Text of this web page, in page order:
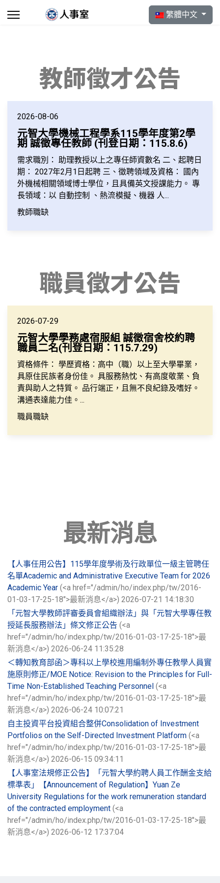
選擇你的語言
繁體中文
教師徵才公告
2026-08-06
元智大學機械工程學系115學年度第2學
期 誠徵專任教師 (刊登日期：115.8.6)
需求職別： 助理教授以上之專任師資數名 二、起聘日
期： 2027年2月1日起聘 三、徵聘領域及資格： 國內
外機械相關領域博士學位，且具備英文授課能力。 專
長領域：以 自動控制 、熱流模擬、機器 人...
教師職缺
職員徵才公告
2026-07-29
元智大學學務處宿服組 誠徵宿舍校約聘
職員二名(刊登日期：115.7.29)
資格條件： 學歷資格：高中（職）以上至大學畢業，
具原住民族者身份佳。 具服務熱忱、有高度敬業、負
責與助人之特質。 品行端正，且無不良紀錄及嗜好。
溝通表達能力佳。...
職員職缺
最新消息
【人事任用公告】115學年度學術及行政單位一級主管聘任
名單Academic and Administrative Executive Team for 2026
Academic Year (<a href="/admin/ho/index.php/tw/2016-
01-03-17-25-18">最新消息</a>) 2026-07-21 14:18:30
「元智大學教師評審委員會組織辦法」與「元智大學專任教
授延長服務辦法」條文修正公告 (<a
href="/admin/ho/index.php/tw/2016-01-03-17-25-18">最
新消息</a>) 2026-06-24 11:35:28
＜轉知教育部函＞專科以上學校進用編制外專任教學人員實
施原則修正/MOE Notice: Revision to the Principles for Full-
Time Non-Established Teaching Personnel (<a
href="/admin/ho/index.php/tw/2016-01-03-17-25-18">最
新消息</a>) 2026-06-24 10:07:21
自主投資平台投資組合整併Consolidation of Investment
Portfolios on the Self-Directed Investment Platform (<a
href="/admin/ho/index.php/tw/2016-01-03-17-25-18">最
新消息</a>) 2026-06-15 09:34:11
【人事室法規修正公告】「元智大學約聘人員工作酬金支給
標準表」【Announcement of Regulation】Yuan Ze
University Regulations for the work remuneration standard
of the contracted employment (<a
href="/admin/ho/index.php/tw/2016-01-03-17-25-18">最
新消息</a>) 2026-06-12 17:37:04